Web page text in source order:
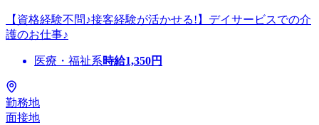
【資格経験不問♪接客経験が活かせる!】デイサービスでの介
護のお仕事♪
医療・福祉系時給1,350円
勤務地
面接地